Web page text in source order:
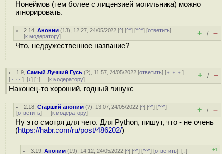
Нонеймов (тем более с лицензией могильника) можно
игнорировать.
2.14 ,Аноним (13), 12:27, 24/05/2022 [^] [^^] [^^^] [ответить]
[к модератору] + / –
Что, недружественное название?
1.9 ,Самый Лучший Гусь (?), 11:57, 24/05/2022 [ответить] [ ﹢﹢﹢]
[ · · · ] [↓] [↑] [к модератору] + / –
Наконец-то хороший, годный линукс
2.18 ,Старший аноним (?), 13:07, 24/05/2022 [^] [^^] [^^^]
[ответить] [к модератору] + / –
Ну это смотря для чего. Для Python, пишут, что - не очень
(https://habr.com/ru/post/486202/)
3.19 ,Аноним (19), 14:12, 24/05/2022 [^] [^^] [^^^] [ответить][↓]
+1